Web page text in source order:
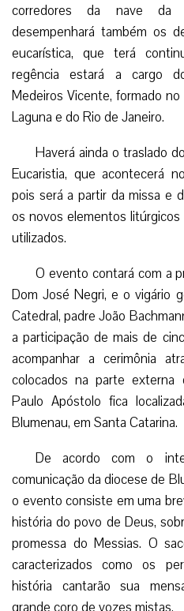
o elenco ocupará todo o
nave da igreja. O mesmo
demais cantos da
continuidade após o oratório.
jovem maestro Robson
Conservatório de Musica de
Haverá ainda o traslado
Eucaristia, que acontecerá
pois será a partir da missa e
os novos elementos
utilizados.
O evento contará com a
Dom José Negri, e o vigário
Catedral, padre João
a participação de mais de
acompanhar a cerimônia
colocados na parte externa
Paulo Apóstolo fica
Blumenau, em Santa Catarina.
De acordo com o
comunicação da diocese de
o evento consiste em uma
história do povo de Deus,
promessa do Messias. O
caracterizados como os
história cantarão sua
grande coro de vozes mistas.